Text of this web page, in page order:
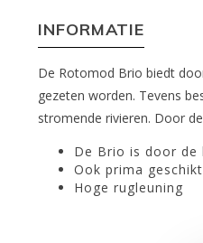
INFORMATIE
De Rotomod Brio biedt
gezeten worden. Tevens
stromende rivieren. Door
De Brio is door
Ook prima
Hoge rugleuning